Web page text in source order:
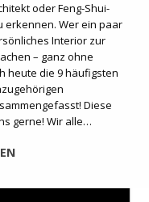
oder Feng-Shui-
erkennen. Wer ein paar
Interior zur
– ganz ohne
heute die 9 häufigsten
Diese
gerne! Wir alle…